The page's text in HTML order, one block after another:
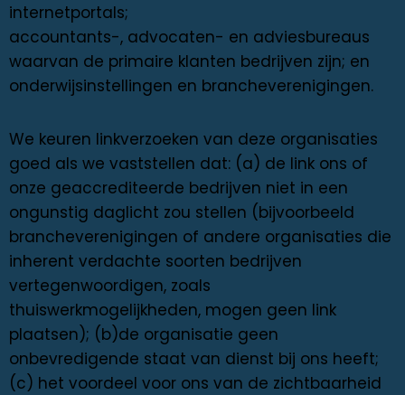
internetportals;
accountants-, advocaten- en adviesbureaus
waarvan de primaire klanten bedrijven zijn; en
onderwijsinstellingen en brancheverenigingen.
We keuren linkverzoeken van deze organisaties
goed als we vaststellen dat: (a) de link ons ​​of
onze geaccrediteerde bedrijven niet in een
ongunstig daglicht zou stellen (bijvoorbeeld
brancheverenigingen of andere organisaties die
inherent verdachte soorten bedrijven
vertegenwoordigen, zoals
thuiswerkmogelijkheden, mogen geen link
plaatsen); (b)de organisatie geen
onbevredigende staat van dienst bij ons heeft;
(c) het voordeel voor ons van de zichtbaarheid